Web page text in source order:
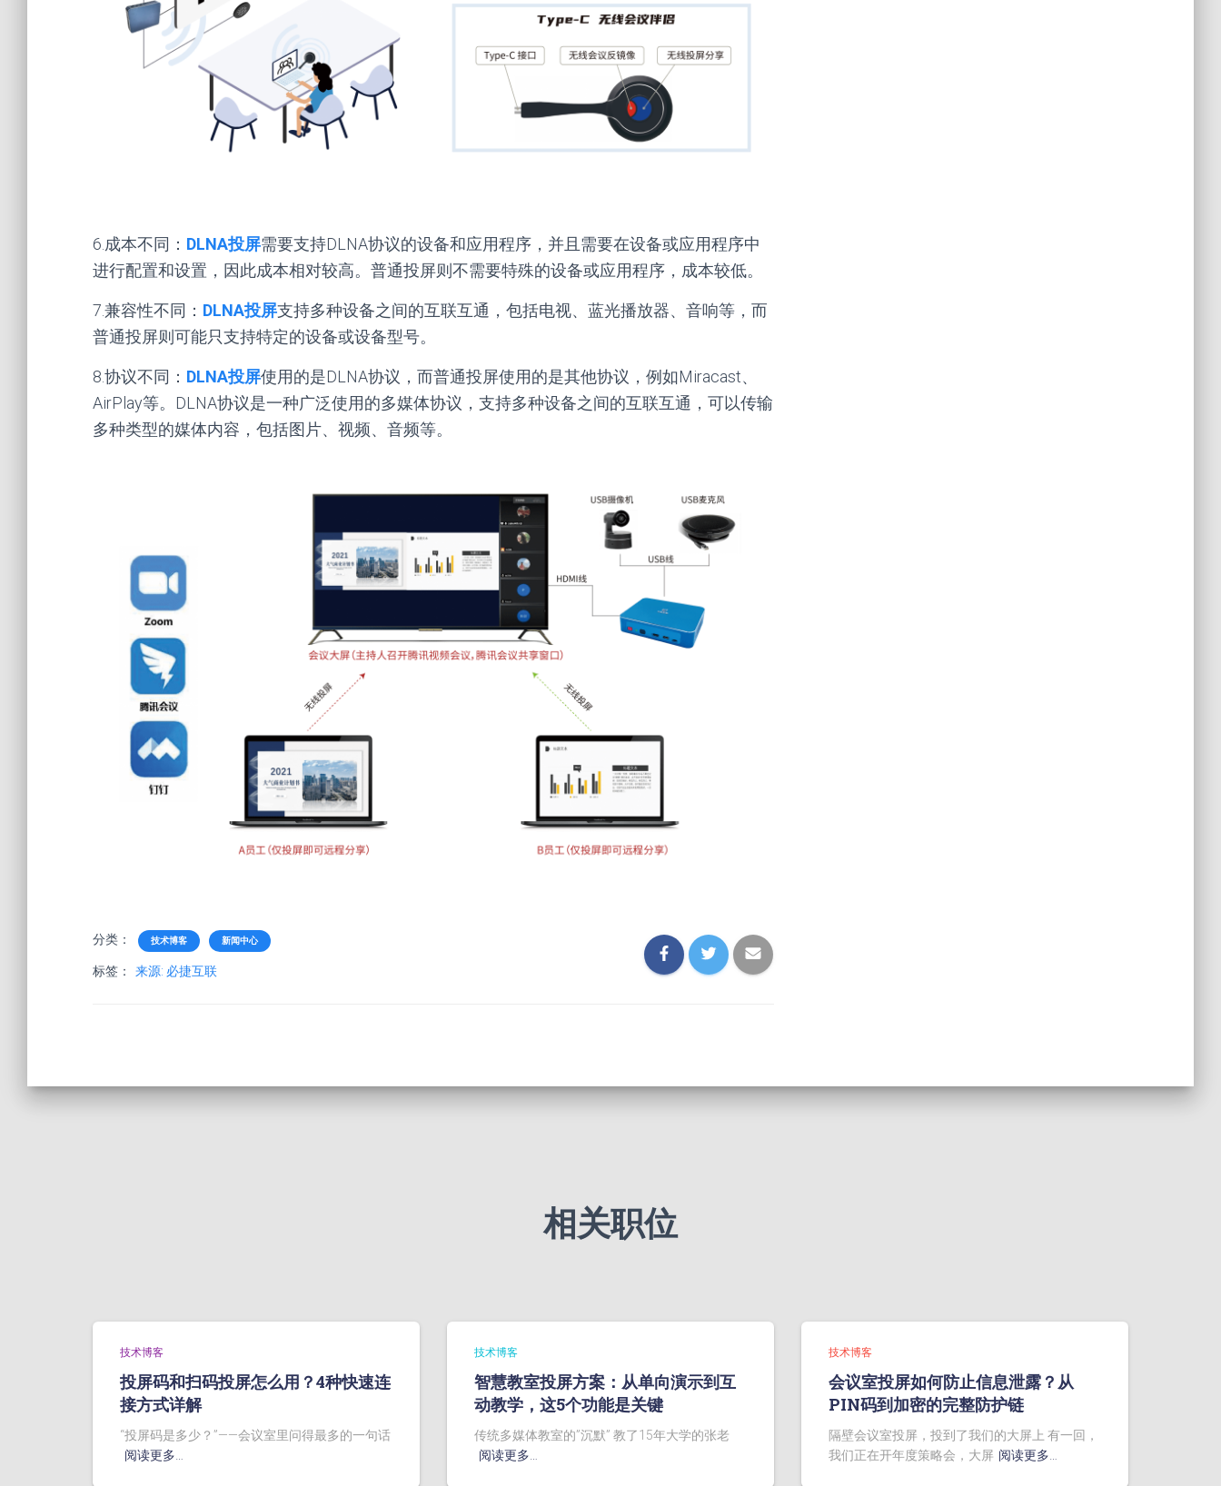
6.成本不同： DLNA投屏需要支持DLNA协议的设备和应用程序，并且需要在设备或应用程序中
进行配置和设置，因此成本相对较高。普通投屏则不需要特殊的设备或应用程序，成本较低。
7.兼容性不同： DLNA投屏支持多种设备之间的互联互通，包括电视、蓝光播放器、音响等，而
普通投屏则可能只支持特定的设备或设备型号。
8.协议不同： DLNA投屏使用的是DLNA协议，而普通投屏使用的是其他协议，例如Miracast、
AirPlay等。DLNA协议是一种广泛使用的多媒体协议，支持多种设备之间的互联互通，可以传输
多种类型的媒体内容，包括图片、视频、音频等。
分类： 技术博客 新闻中心
标签： 来源: 必捷互联
相关职位
技术博客
投屏码和扫码投屏怎么用？4种快速连
接方式详解
“投屏码是多少？”——会议室里问得最多的一句话
阅读更多…
技术博客
智慧教室投屏方案：从单向演示到互
动教学，这5个功能是关键
传统多媒体教室的”沉默” 教了15年大学的张老
阅读更多…
技术博客
会议室投屏如何防止信息泄露？从
PIN码到加密的完整防护链
隔壁会议室投屏，投到了我们的大屏上 有一回，
我们正在开年度策略会，大屏 阅读更多…